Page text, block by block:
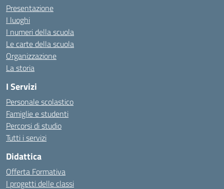
Presentazione
I luoghi
I numeri della scuola
Le carte della scuola
Organizzazione
La storia
I Servizi
Personale scolastico
Famiglie e studenti
Percorsi di studio
Tutti i servizi
Didattica
Offerta Formativa
I progetti delle classi